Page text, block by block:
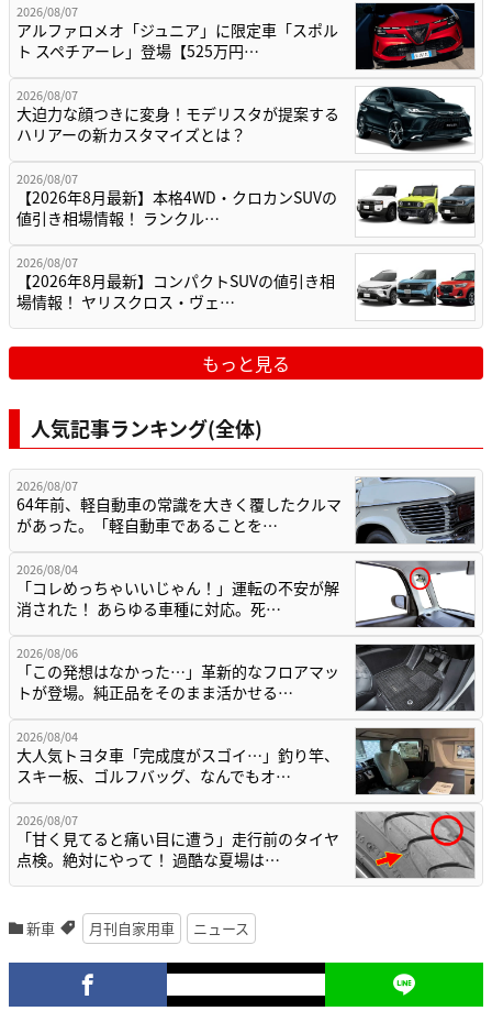
2026/08/07
アルファロメオ「ジュニア」に限定車「スポル
ト スペチアーレ」登場【525万円…
2026/08/07
大迫力な顔つきに変身！モデリスタが提案する
ハリアーの新カスタマイズとは？
2026/08/07
【2026年8月最新】本格4WD・クロカンSUVの
値引き相場情報！ ランクル…
2026/08/07
【2026年8月最新】コンパクトSUVの値引き相
場情報！ ヤリスクロス・ヴェ…
もっと見る
人気記事ランキング(全体)
2026/08/07
64年前、軽自動車の常識を大きく覆したクルマ
があった。「軽自動車であることを…
2026/08/04
「コレめっちゃいいじゃん！」運転の不安が解
消された！ あらゆる車種に対応。死…
2026/08/06
「この発想はなかった…」革新的なフロアマッ
トが登場。純正品をそのまま活かせる…
2026/08/04
大人気トヨタ車「完成度がスゴイ…」釣り竿、
スキー板、ゴルフバッグ、なんでもオ…
2026/08/07
「甘く見てると痛い目に遭う」走行前のタイヤ
点検。絶対にやって！ 過酷な夏場は…
新車 月刊自家用車 ニュース